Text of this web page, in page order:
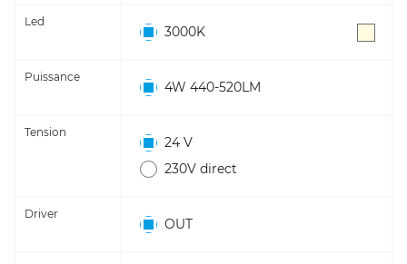
Led
3000K
Puissance
4W 440-520LM
Tension
24 V
230V direct
Driver
OUT